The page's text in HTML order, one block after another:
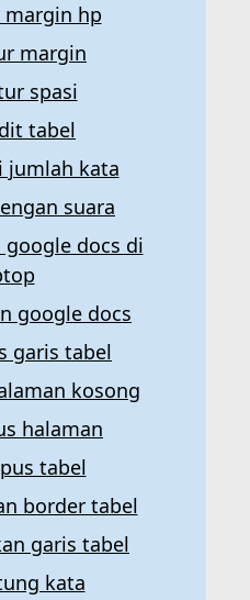
hp
margin
spasi
tabel
jumlah kata
suara
docs di
google docs
garis tabel
kosong
halaman
tabel
border tabel
garis tabel
kata